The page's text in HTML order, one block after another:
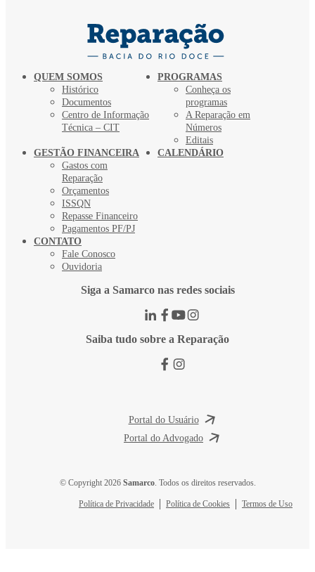
QUEM SOMOS
Histórico
Documentos
Centro de Informação
Técnica – CIT
PROGRAMAS
Conheça os
programas
A Reparação em
Números
Editais
GESTÃO FINANCEIRA
Gastos com
Reparação
Orçamentos
ISSQN
Repasse Financeiro
Pagamentos PF/PJ
CALENDÁRIO
CONTATO
Fale Conosco
Ouvidoria
Siga a Samarco nas redes sociais
Saiba tudo sobre a Reparação
Portal do Usuário
Portal do Advogado
© Copyright 2026 Samarco. Todos os direitos reservados.
Política de Privacidade Política de Cookies Termos de Uso